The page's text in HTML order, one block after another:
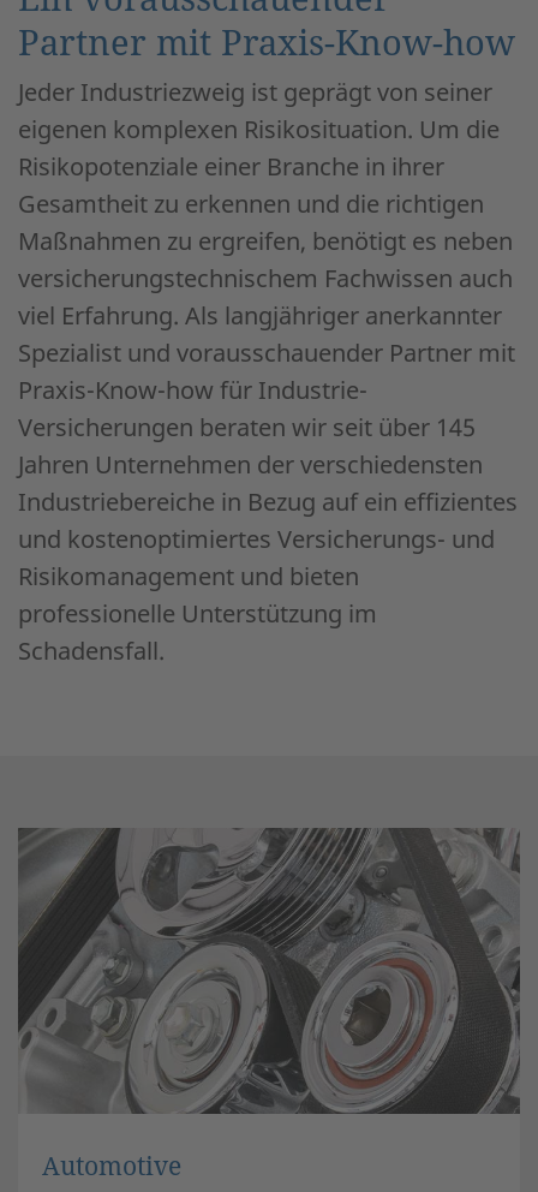
Partner mit Praxis-Know-how
Jeder Industriezweig ist geprägt von seiner
eigenen komplexen Risikosituation. Um die
Risikopotenziale einer Branche in ihrer
Gesamtheit zu erkennen und die richtigen
Maßnahmen zu ergreifen, benötigt es neben
versicherungstechnischem Fachwissen auch
viel Erfahrung. Als langjähriger anerkannter
Spezialist und vorausschauender Partner mit
Praxis-Know-how für Industrie-
Versicherungen beraten wir seit über 145
Jahren Unternehmen der verschiedensten
Industriebereiche in Bezug auf ein effizientes
und kostenoptimiertes Versicherungs- und
Risikomanagement und bieten
professionelle Unterstützung im
Schadensfall.
Automotive